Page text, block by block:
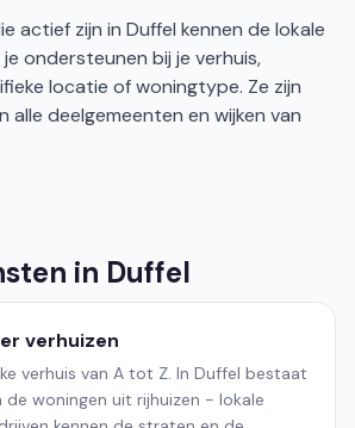
actief zijn in Duffel kennen de lokale
ondersteunen bij je verhuis,
locatie of woningtype. Ze zijn
alle deelgemeenten en wijken van
in Duffel
verhuizen
verhuis van A tot Z. In Duffel bestaat
de woningen uit rijhuizen - lokale